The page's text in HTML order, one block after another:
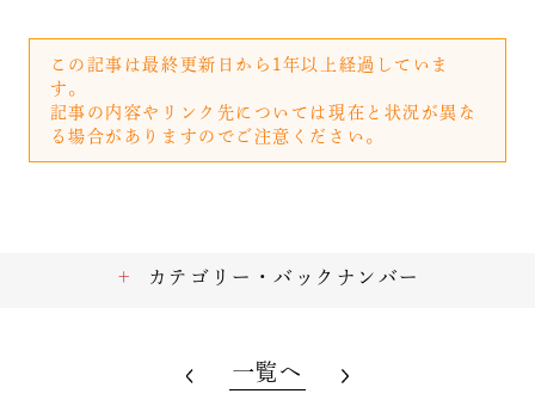
この記事は最終更新日から1年以上経過していま
す。
記事の内容やリンク先については現在と状況が異な
る場合がありますのでご注意ください。
カテゴリー・バックナンバー
一覧へ